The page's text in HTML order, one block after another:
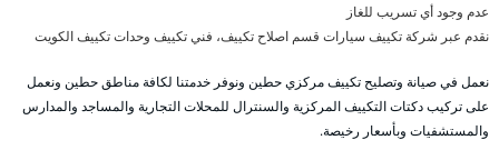
عدم وجود أي تسريب للغاز
نقدم عبر شركة تكييف سيارات قسم اصلاح تكييف، فني تكييف وحدات تكييف الكويت
نعمل في صيانة وتصليح تكييف مركزي حطين ونوفر خدمتنا لكافة مناطق حطين ونعمل
على تركيب دكتات التكييف المركزية والسنترال للمحلات التجارية والمساجد والمدارس
والمستشفيات وبأسعار رخيصة.